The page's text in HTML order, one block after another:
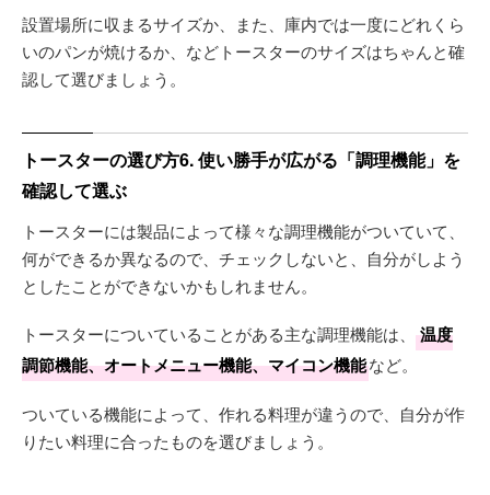
設置場所に収まるサイズか、また、庫内では一度にどれくら
いのパンが焼けるか、などトースターのサイズはちゃんと確
認して選びましょう。
トースターの選び方6. 使い勝手が広がる「調理機能」を
確認して選ぶ
トースターには製品によって様々な調理機能がついていて、
何ができるか異なるので、チェックしないと、自分がしよう
としたことができないかもしれません。
トースターについていることがある主な調理機能は、
温度
調節機能、オートメニュー機能、マイコン機能など。
ついている機能によって、作れる料理が違うので、自分が作
りたい料理に合ったものを選びましょう。